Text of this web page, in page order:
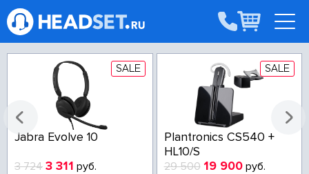
SALE
Jabra Evolve 10
3 724 3 311 руб.
SALE
Plantronics CS540 +
HL10/S
29 500 19 900руб.